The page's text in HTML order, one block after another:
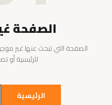
الصفحة
الصفحة التي تبحث عنها غير
للرئيسية أو
الرئيسية